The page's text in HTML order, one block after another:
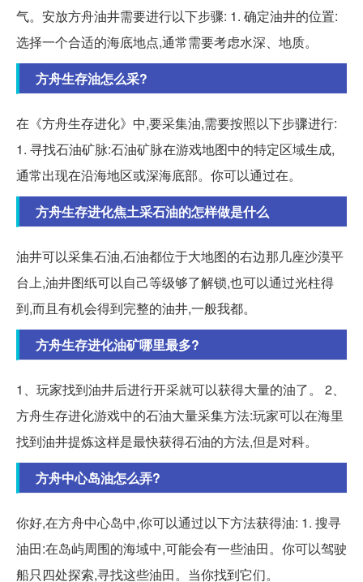
气。安放方舟油井需要进行以下步骤: 1. 确定油井的位置:
选择一个合适的海底地点,通常需要考虑水深、地质。
方舟生存油怎么采?
在《方舟生存进化》中,要采集油,需要按照以下步骤进行:
1. 寻找石油矿脉:石油矿脉在游戏地图中的特定区域生成,
通常出现在沿海地区或深海底部。你可以通过在。
方舟生存进化焦土采石油的怎样做是什么
油井可以采集石油,石油都位于大地图的右边那几座沙漠平
台上,油井图纸可以自己等级够了解锁,也可以通过光柱得
到,而且有机会得到完整的油井,一般我都。
方舟生存进化油矿哪里最多?
1、玩家找到油井后进行开采就可以获得大量的油了。 2、
方舟生存进化游戏中的石油大量采集方法:玩家可以在海里
找到油井提炼这样是最快获得石油的方法,但是对科。
方舟中心岛油怎么弄?
你好,在方舟中心岛中,你可以通过以下方法获得油: 1. 搜寻
油田:在岛屿周围的海域中,可能会有一些油田。你可以驾驶
船只四处探索,寻找这些油田。当你找到它们。